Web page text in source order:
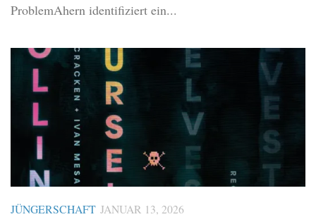
ProblemAhern identifiziert ein...
JÜNGERSCHAFT JANUAR 13, 2026